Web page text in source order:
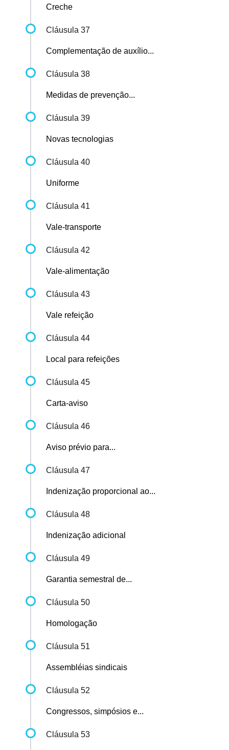
Creche
Cláusula 37
Complementação de auxílio...
Cláusula 38
Medidas de prevenção...
Cláusula 39
Novas tecnologias
Cláusula 40
Uniforme
Cláusula 41
Vale-transporte
Cláusula 42
Vale-alimentação
Cláusula 43
Vale refeição
Cláusula 44
Local para refeições
Cláusula 45
Carta-aviso
Cláusula 46
Aviso prévio para...
Cláusula 47
Indenização proporcional ao...
Cláusula 48
Indenização adicional
Cláusula 49
Garantia semestral de...
Cláusula 50
Homologação
Cláusula 51
Assembléias sindicais
Cláusula 52
Congressos, simpósios e...
Cláusula 53